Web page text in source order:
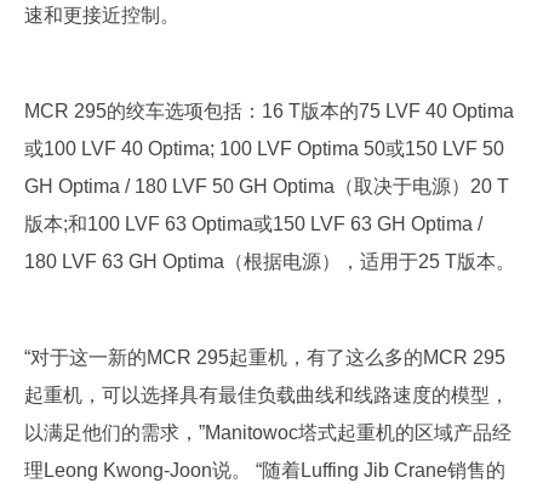
速和更接近控制。
MCR 295的绞车选项包括：16 T版本的75 LVF 40 Optima
或100 LVF 40 Optima; 100 LVF Optima 50或150 LVF 50
GH Optima / 180 LVF 50 GH Optima（取决于电源）20 T
版本;和100 LVF 63 Optima或150 LVF 63 GH Optima /
180 LVF 63 GH Optima（根据电源），适用于25 T版本。
“对于这一新的MCR 295起重机，有了这么多的MCR 295
起重机，可以选择具有最佳负载曲线和线路速度的模型，
以满足他们的需求，”Manitowoc塔式起重机的区域产品经
理Leong Kwong-Joon说。 “随着Luffing Jib Crane销售的